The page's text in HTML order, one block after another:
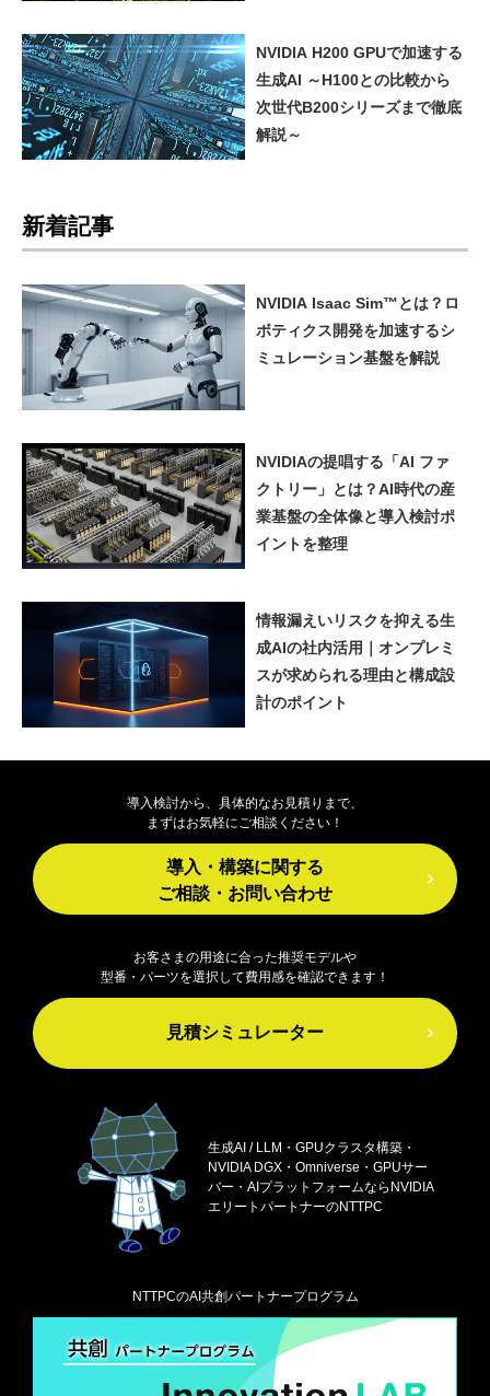
NVIDIA H200 GPUで加速する
生成AI ～H100との比較から
次世代B200シリーズまで徹底
解説～
新着記事
NVIDIA Isaac Sim™とは？ロ
ボティクス開発を加速するシ
ミュレーション基盤を解説
NVIDIAの提唱する「AI ファ
クトリー」とは？AI時代の産
業基盤の全体像と導入検討ポ
イントを整理
情報漏えいリスクを抑える生
成AIの社内活用｜オンプレミ
スが求められる理由と構成設
計のポイント
導入検討から、具体的なお見積りまで、
まずはお気軽にご相談ください！
導入・構築に関する
ご相談・お問い合わせ
お客さまの用途に合った推奨モデルや
型番・パーツを選択して費用感を確認できます！
見積シミュレーター
生成AI / LLM・GPUクラスタ構築・
NVIDIA DGX・ Omniverse・GPUサー
バー・AIプラットフォームなら NVIDIA
エリートパートナーのNTTPC
NTTPCのAI共創パートナープログラム